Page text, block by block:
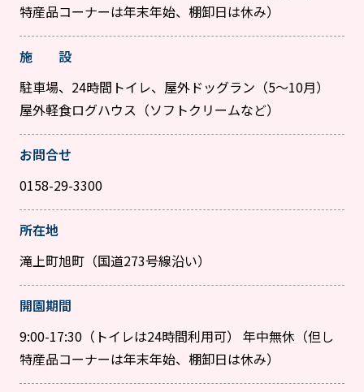
特産品コーナーは年末年始、棚卸日は休み）
施 設
駐車場、24時間トイレ、屋外ドッグラン（5〜10月）
屋外軽食ログハウス（ソフトクリームなど）
お問合せ
0158-29-3300
所在地
滝上町旭町（国道273号線沿い）
開園期間
9:00-17:30（トイレは24時間利用可） 年中無休（但し
特産品コーナーは年末年始、棚卸日は休み）